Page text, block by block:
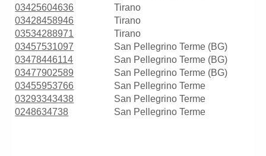
03425604636
Tirano
03428458946
Tirano
03534288971
Tirano
03457531097
San Pellegrino Terme (BG)
03478446114
San Pellegrino Terme (BG)
03477902589
San Pellegrino Terme (BG)
03455953766
San Pellegrino Terme
03293343438
San Pellegrino Terme
0248634738
San Pellegrino Terme